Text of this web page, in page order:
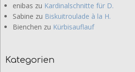
enibas zu Kardinalschnitte für D.
Sabine zu Biskuitroulade à la H.
Bienchen zu Kürbisauflauf
Kategorien